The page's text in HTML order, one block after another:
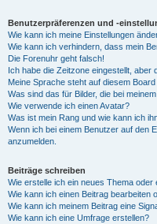
Benutzerpräferenzen und -
Wie kann ich meine Einstellungen
Wie kann ich verhindern, dass mein
Die Forenuhr geht falsch!
Ich habe die Zeitzone eingestellt,
Meine Sprache steht auf diesem
Was sind das für Bilder, die bei
Wie verwende ich einen Avatar?
Was ist mein Rang und wie kann ich
Wenn ich bei einem Benutzer auf den
anzumelden.
Beiträge schreiben
Wie erstelle ich ein neues Thema oder
Wie kann ich einen Beitrag bearbeiten
Wie kann ich meinem Beitrag eine
Wie kann ich eine Umfrage erstellen?